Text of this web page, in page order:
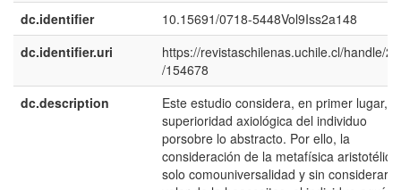
dc.identifier
10.15691/0718-5448Vol9Iss2a148
dc.identifier.uri
https://revistaschilenas.uchile.cl/handle/
/154678
dc.description
Este estudio considera, en primer lugar, la
superioridad axiológica del individuo
porsobre lo abstracto. Por ello, la
consideración de la metafísica aristotélica
solo comouniversalidad y sin considerar el